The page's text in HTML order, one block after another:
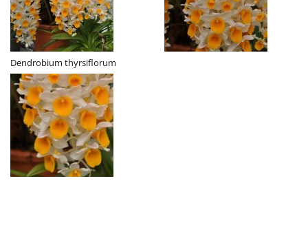
Dendrobium thyrsiflorum